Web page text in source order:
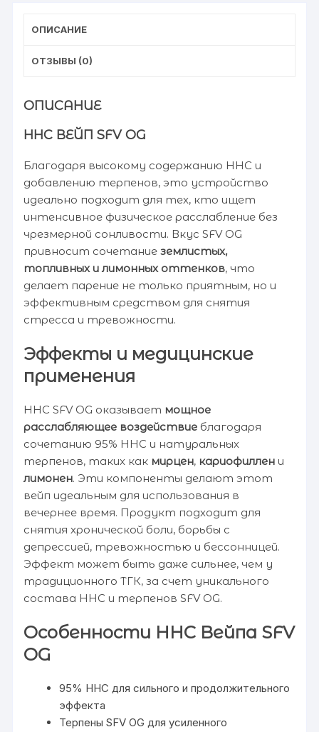
ОПИСАНИЕ
ОТЗЫВЫ (0)
ОПИСАНИЕ
HHC ВЕЙП SFV OG
Благодаря высокому содержанию HHC и
добавлению терпенов, это устройство
идеально подходит для тех, кто ищет
интенсивное физическое расслабление без
чрезмерной сонливости. Вкус SFV OG
привносит сочетаниеземлистых,
топливных и лимонных оттенков, что
делает парение не только приятным, но и
эффективным средством для снятия
стресса и тревожности.
Эффекты и медицинские
применения
HHC SFV OG оказывает мощное
расслабляющее воздействие благодаря
сочетанию 95% HHC и натуральных
терпенов, таких как мирцен, кариофиллен и
лимонен. Эти компоненты делают этот
вейп идеальным для использования в
вечернее время. Продукт подходит для
снятия хронической боли, борьбы с
депрессией, тревожностью и бессонницей.
Эффект может быть даже сильнее, чем у
традиционного ТГК, за счет уникального
состава HHC и терпенов SFV OG.
Особенности HHC Вейпа SFV
OG
95% HHC для сильного и продолжительного
эффекта
Терпены SFV OG для усиленного